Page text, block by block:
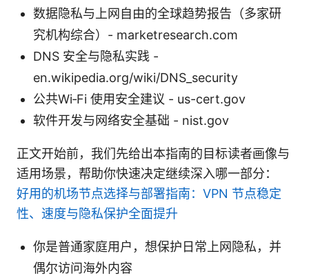
数据隐私与上网自由的全球趋势报告（多家研
究机构综合）- marketresearch.com
DNS 安全与隐私实践 -
en.wikipedia.org/wiki/DNS_security
公共Wi‑Fi 使用安全建议 - us-cert.gov
软件开发与网络安全基础 - nist.gov
正文开始前，我们先给出本指南的目标读者画像与
适用场景，帮助你快速决定继续深入哪一部分：
好用的机场节点选择与部署指南：VPN 节点稳定
性、速度与隐私保护全面提升
你是普通家庭用户，想保护日常上网隐私，并
偶尔访问海外内容